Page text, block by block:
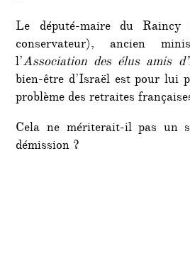
Le député-maire du
conservateur), ancien
l’Association des élus amis
bien-être d’Israël est pour lui
problème des retraites
Cela ne mériterait-il pas un
démission ?